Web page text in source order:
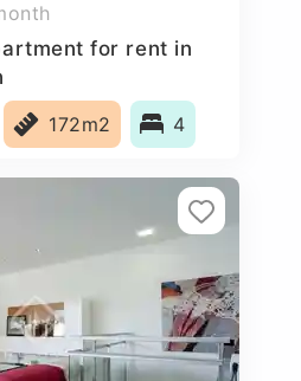
for rent in
172m2 4